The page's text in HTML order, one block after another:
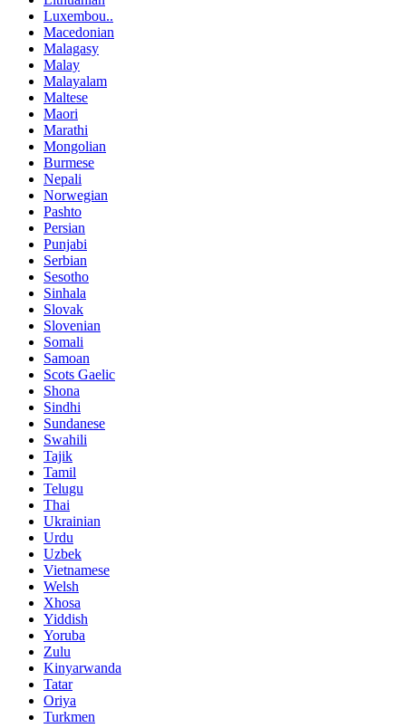
Luxembou..
Macedonian
Malagasy
Malay
Malayalam
Maltese
Maori
Marathi
Mongolian
Burmese
Nepali
Norwegian
Pashto
Persian
Punjabi
Serbian
Sesotho
Sinhala
Slovak
Slovenian
Somali
Samoan
Scots Gaelic
Shona
Sindhi
Sundanese
Swahili
Tajik
Tamil
Telugu
Thai
Ukrainian
Urdu
Uzbek
Vietnamese
Welsh
Xhosa
Yiddish
Yoruba
Zulu
Kinyarwanda
Tatar
Oriya
Turkmen